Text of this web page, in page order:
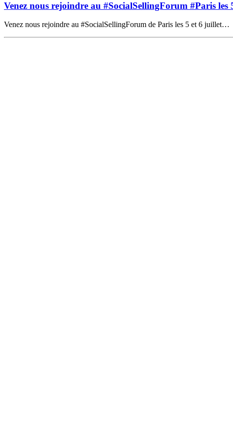
Venez nous rejoindre au #SocialSellingForum #Paris les
Venez nous rejoindre au #SocialSellingForum de Paris les 5 et 6 juillet…